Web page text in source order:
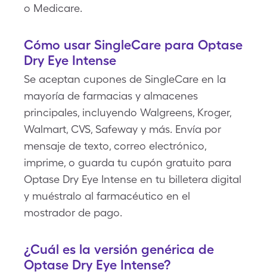
o Medicare.
Cómo usar SingleCare para Optase
Dry Eye Intense
Se aceptan cupones de SingleCare en la
mayoría de farmacias y almacenes
principales, incluyendo Walgreens, Kroger,
Walmart, CVS, Safeway y más. Envía por
mensaje de texto, correo electrónico,
imprime, o guarda tu cupón gratuito para
Optase Dry Eye Intense en tu billetera digital
y muéstralo al farmacéutico en el
mostrador de pago.
¿Cuál es la versión genérica de
Optase Dry Eye Intense?